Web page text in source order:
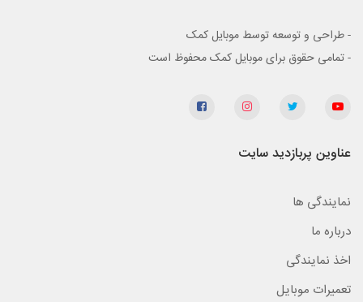
- طراحی و توسعه توسط موبایل کمک
- تمامی حقوق برای موبایل کمک محفوظ است
عناوین پربازدید سایت
نمایندگی ها
درباره ما
اخذ نمایندگی
تعمیرات موبایل